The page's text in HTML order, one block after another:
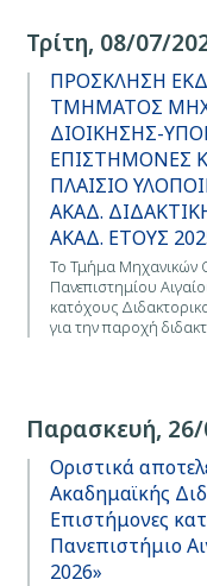
Τρίτη, 08/07/
ΠΡΟΣΚΛΗΣΗ
ΤΜΗΜΑΤΟΣ
ΔΙΟΙΚΗΣΗΣ-
ΕΠΙΣΤΗΜΟΝΕΣ
ΠΛΑΙΣΙΟ
ΑΚΑΔ.
ΑΚΑΔ. ΕΤΟΥΣ
Το Τμήμα Μηχανικών
Πανεπιστημίου
κατόχους
για την παροχή
Παρασκευή,
Οριστικά
Ακαδημαϊκής
Επιστήμονες
Πανεπιστήμιο
2026»